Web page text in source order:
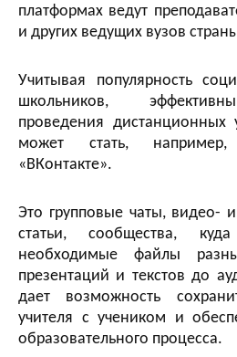
платформах ведут
и других ведущих вузов
Учитывая популярность
школьников,
проведения дистанционных
может стать,
«ВКонтакте».
Это групповые чаты, видео-
статьи, сообщества,
необходимые файлы
презентаций и текстов до
дает возможность
учителя с учеником и
образовательного процесса.